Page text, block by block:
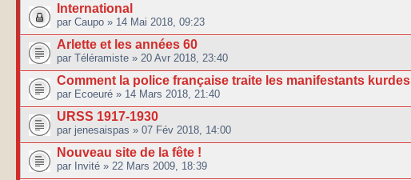
International
par Caupo » 14 Mai 2018, 09:23
Arlette et les années 60
par Téléramiste » 20 Avr 2018, 23:40
Comment la police française traite les manifestants kurdes
par Ecoeuré » 14 Mars 2018, 21:40
URSS 1917-1930
par jenesaispas » 07 Fév 2018, 14:00
Nouveau site de la fête !
par Invité » 22 Mars 2009, 18:39